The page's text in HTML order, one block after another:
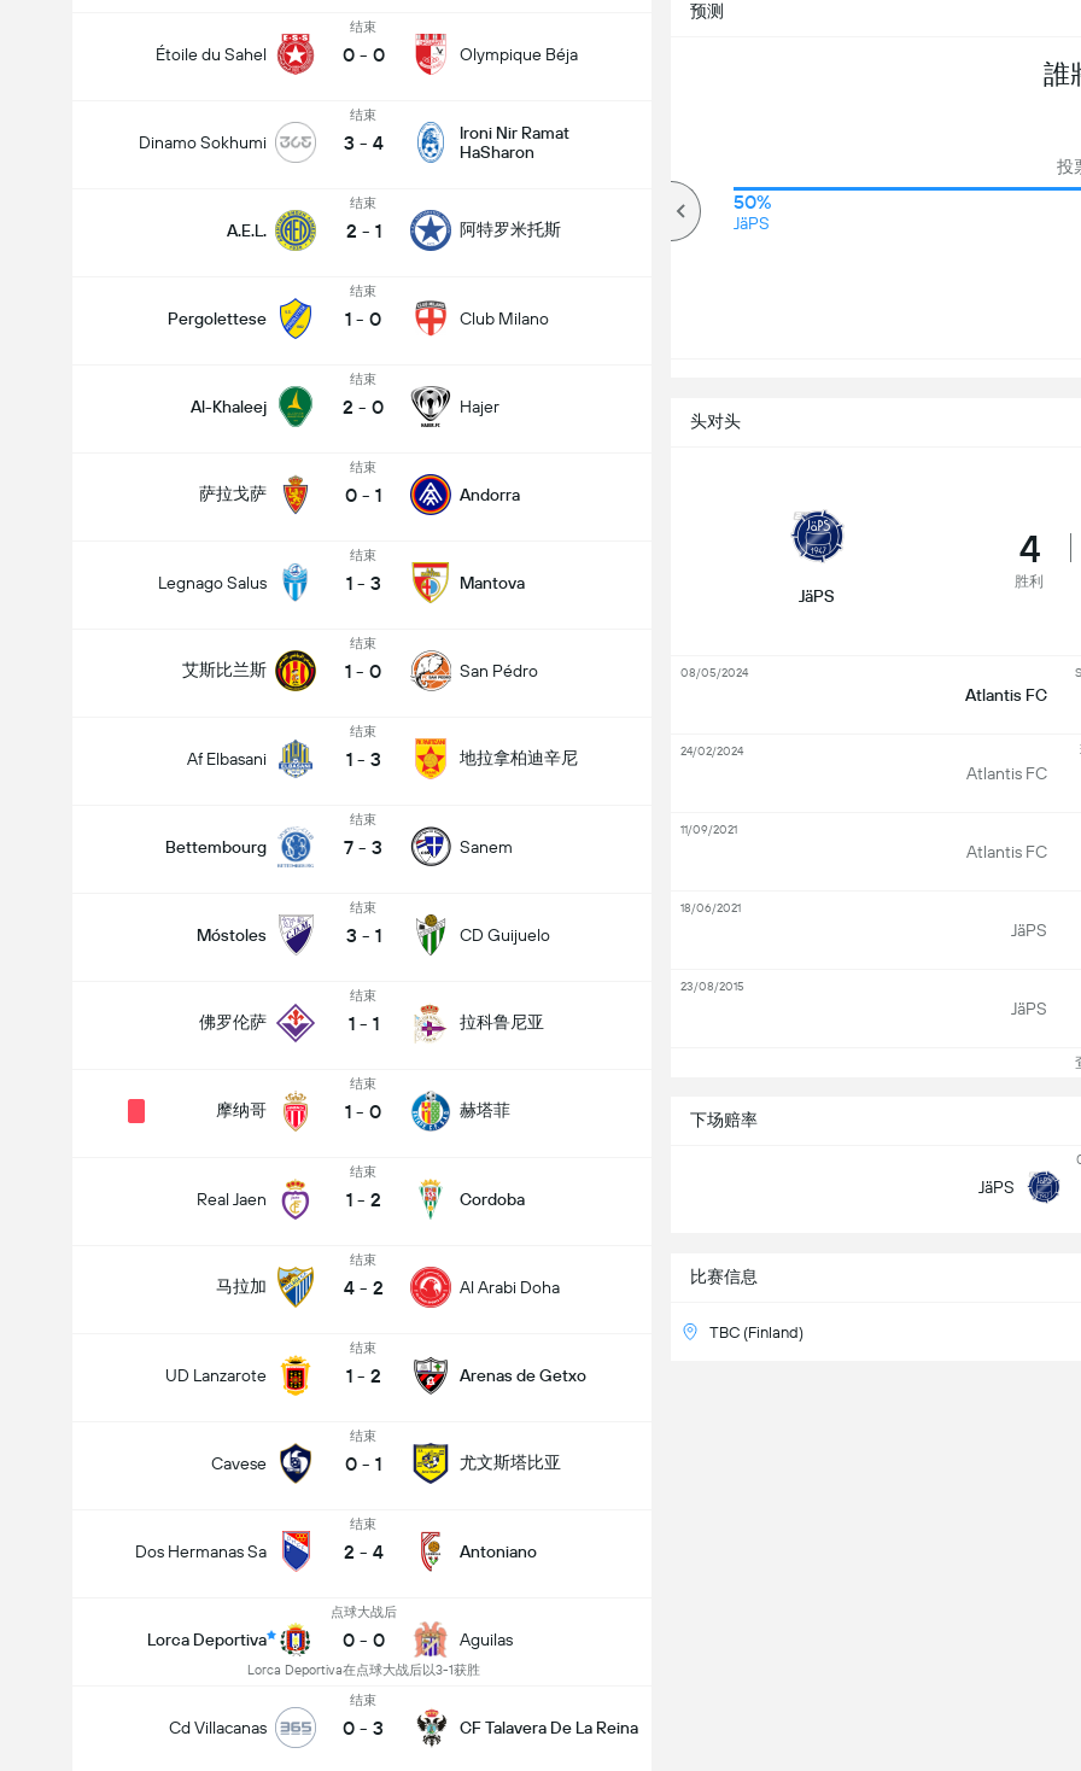
Étoile du Sahel
结束
0 - 0 Olympique Béja
Dinamo Sokhumi
结束
3 - 4
Ironi Nir Ramat
HaSharon
A.E.L.
结束
2 - 1 阿特罗米托斯
Pergolettese
结束
1 - 0 Club Milano
Al-Khaleej
结束
2 - 0 Hajer
萨拉戈萨
结束
0 - 1 Andorra
Legnago Salus
结束
1 - 3 Mantova
艾斯比兰斯
结束
1 - 0 San Pédro
Af Elbasani
结束
1 - 3 地拉拿柏迪辛尼
Bettembourg
结束
7 - 3 Sanem
Móstoles
结束
3 - 1 CD Guijuelo
佛罗伦萨
结束
1 - 1 拉科鲁尼亚
摩纳哥
结束
1 - 0 赫塔菲
Real Jaen
结束
1 - 2 Cordoba
马拉加
结束
4 - 2 Al Arabi Doha
UD Lanzarote
结束
1 - 2 Arenas de Getxo
Cavese
结束
0 - 1 尤文斯塔比亚
Dos Hermanas Sa
结束
2 - 4 Antoniano
Lorca Deportiva
点球大战后
0 - 0
Lorca Deportiva在点球大战后以3-1获胜
Aguilas
Cd Villacanas
结束
0 - 3 CF Talavera De La Reina
下场赔率
JäPS
比赛信息
TBC (Finland)
预测
誰
投
50%
JäPS
全场总得分 (2.5)
头对头
JäPS
4
胜利
Atlantis FC
08/05/2024
Atlantis FC
24/02/2024
Atlantis FC
11/09/2021
JäPS
18/06/2021
JäPS
23/08/2015